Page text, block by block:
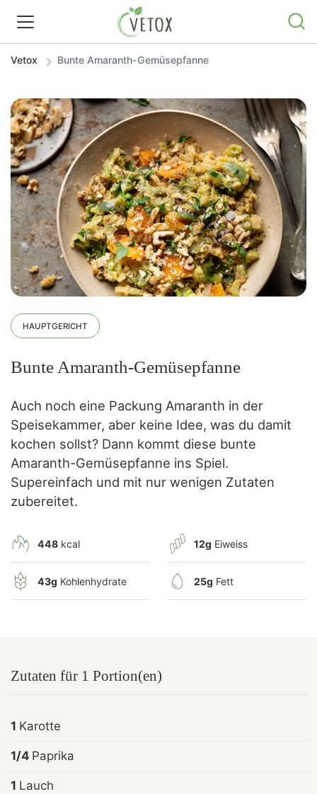
REZEPTWELT
WISSEN
SHOP
GRATIS ERNÄHRUNGSTIPPS
Vetox Bunte Amaranth-Gemüsepfanne
HAUPTGERICHT
Bunte Amaranth-Gemüsepfanne
Auch noch eine Packung Amaranth in der
Speisekammer, aber keine Idee, was du damit
kochen sollst? Dann kommt diese bunte
Amaranth-Gemüsepfanne ins Spiel.
Supereinfach und mit nur wenigen Zutaten
zubereitet.
448 kcal 12g Eiweiss
43g Kohlenhydrate 25g Fett
Zutaten für 1 Portion(en)
1 Karotte
1/4 Paprika
1 Lauch